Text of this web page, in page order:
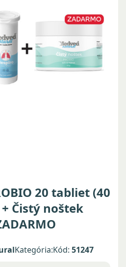
20 tabliet (40
Čistý noštek
Kategória:Kód: 51247